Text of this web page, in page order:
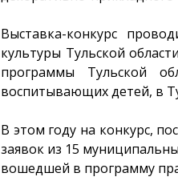
Выставка-конкурс
культуры Тульской
программы Тульской
воспитывающих детей, в
В этом году на конкурс,
заявок из 15
вошедшей в программу